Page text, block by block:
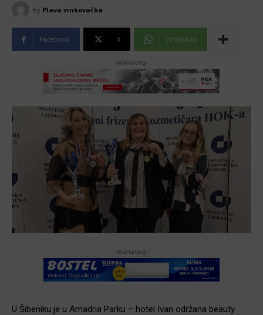
By Plava vinkovačka
Facebook X WhatsApp
-Marketing-
-Marketing-
U Šibeniku je u Amadria Parku – hotel Ivan održana beauty